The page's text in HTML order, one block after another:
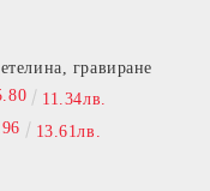
гравиране
11.34лв.
13.61лв.